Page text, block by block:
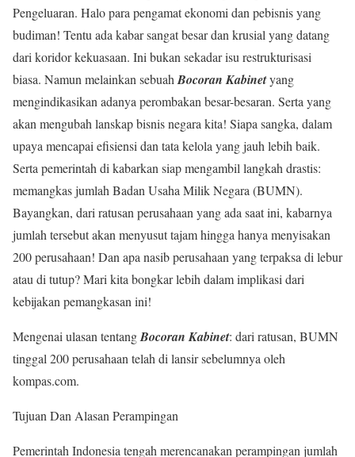
Pengeluaran. Halo para pengamat ekonomi dan pebisnis yang
budiman! Tentu ada kabar sangat besar dan krusial yang datang
dari koridor kekuasaan. Ini bukan sekadar isu restrukturisasi
biasa. Namun melainkan sebuah Bocoran Kabinetyang
mengindikasikan adanya perombakan besar-besaran. Serta yang
akan mengubah lanskap bisnis negara kita! Siapa sangka, dalam
upaya mencapai efisiensi dan tata kelola yang jauh lebih baik.
Serta pemerintah di kabarkan siap mengambil langkah drastis:
memangkas jumlah Badan Usaha Milik Negara (BUMN).
Bayangkan, dari ratusan perusahaan yang ada saat ini, kabarnya
jumlah tersebut akan menyusut tajam hingga hanya menyisakan
200 perusahaan! Dan apa nasib perusahaan yang terpaksa di lebur
atau di tutup? Mari kita bongkar lebih dalam implikasi dari
kebijakan pemangkasan ini!
Mengenai ulasan tentangBocoran Kabinet: dari ratusan, BUMN
tinggal 200 perusahaan telah di lansir sebelumnya oleh
kompas.com.
Tujuan Dan Alasan Perampingan
Pemerintah Indonesia tengah merencanakan perampingan jumlah